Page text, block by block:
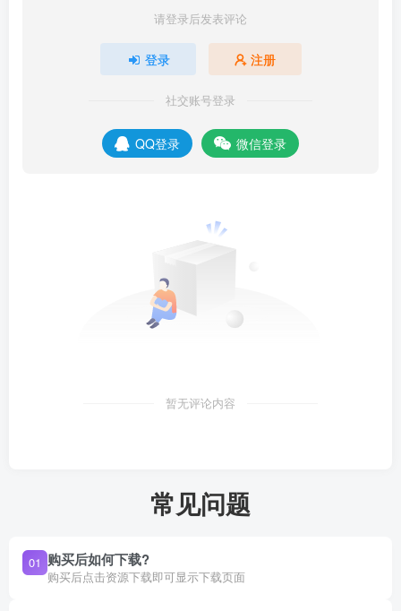
请登录后发表评论
登录 注册
社交账号登录
QQ登录 微信登录
暂无评论内容
常见问题
01 购买后如何下载?
购买后点击资源下载即可显示下载页面